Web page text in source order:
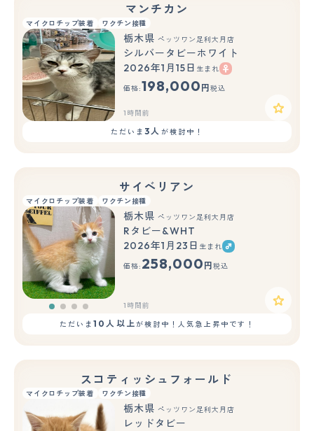
マンチカン
マイクロチップ装着 ワクチン接種
栃木県 ペッツワン足利大月店
シルバータビーホワイト
2026年1月15日 生まれ
価格:198,000 円 税込
1時間前
ただいま3人 が検討中！
サイベリアン
マイクロチップ装着 ワクチン接種
栃木県 ペッツワン足利大月店
Rタビー&WHT
2026年1月23日 生まれ
価格: 258,000 円 税込
1時間前
ただいま10人以上が検討中！人気急上昇中です！
スコティッシュフォールド
マイクロチップ装着 ワクチン接種
栃木県 ペッツワン足利大月店
レッドタビー